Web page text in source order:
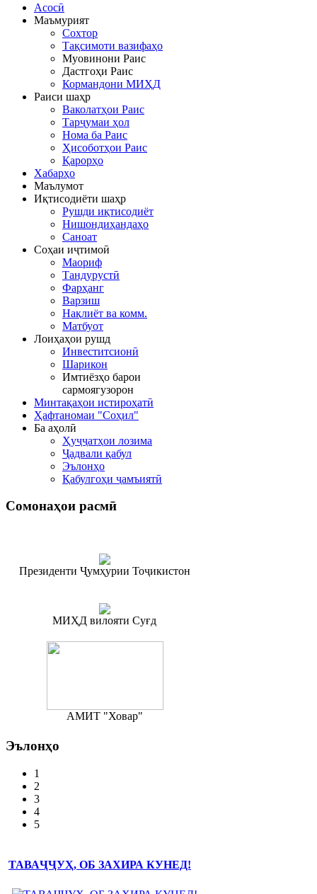
Асосӣ
Маъмурият
Сохтор
Тақсимоти вазифаҳо
Муовинони Раис
Дастгоҳи Раис
Кормандони МИҲД
Раиси шаҳр
Ваколатҳои Раис
Тарҷумаи ҳол
Нома ба Раис
Ҳисоботҳои Раис
Қарорҳо
Хабарҳо
Маълумот
Иқтисодиёти шаҳр
Рушди иқтисодиёт
Нишондиҳандаҳо
Саноат
Соҳаи иҷтимоӣ
Маориф
Тандурустӣ
Фарҳанг
Варзиш
Нақлиёт ва комм.
Матбуот
Лоиҳаҳои рушд
Инвеститсионӣ
Шарикон
Имтиёзҳо барои
сармоягузорон
Минтақаҳои истироҳатӣ
Ҳафтаномаи "Соҳил"
Ба аҳолӣ
Ҳуҷҷатҳои лозима
Ҷадвали қабул
Эълонҳо
Қабулгоҳи ҷамъиятӣ
Сомонаҳои расмӣ
Президенти Ҷумҳурии Тоҷикистон
МИҲД вилояти Суғд
АМИТ "Ховар"
Эълонҳо
1
2
3
4
5
ТАВАҶҶУҲ, ОБ ЗАХИРА КУНЕД!